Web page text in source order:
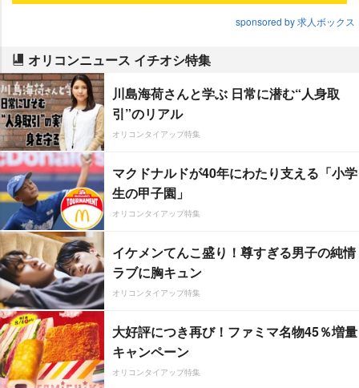
sponsored by 求人ボックス
オリコンニュース イチオシ特集
川島海荷さんと学ぶ 日常に潜む“人身取
引”のリアル
オリコンタイアップ特集
マクドナルドが40年にわたり支える「小学
生の甲子園」
オリコンタイアップ特集
イケメンてんこ盛り！尊すぎる男子の純情
ラブに胸キュン
オリコンタイアップ特集
大好評につき再び！ファミマ名物45％増量
キャンペーン
オリコンタイアップ特集